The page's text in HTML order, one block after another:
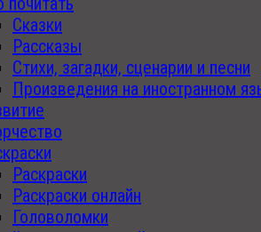
Сказки
Рассказы
Стихи, загадки, сценарии и песни
Произведения на иностранном
Раскраски
Раскраски онлайн
Головоломки